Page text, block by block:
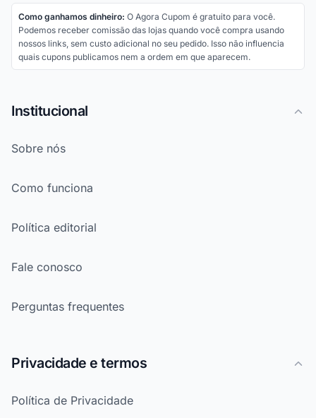
Como ganhamos dinheiro: O Agora Cupom é gratuito para você.
Podemos receber comissão das lojas quando você compra usando
nossos links, sem custo adicional no seu pedido. Isso não influencia
quais cupons publicamos nem a ordem em que aparecem.
Institucional
Sobre nós
Como funciona
Política editorial
Fale conosco
Perguntas frequentes
Privacidade e termos
Política de Privacidade